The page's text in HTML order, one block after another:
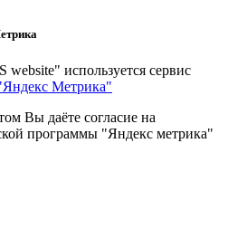
website" используется сервис
Метрика"
Вы даёте согласие на
программы "Яндекс метрика"